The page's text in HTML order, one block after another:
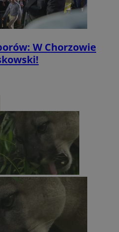
W Chorzowie